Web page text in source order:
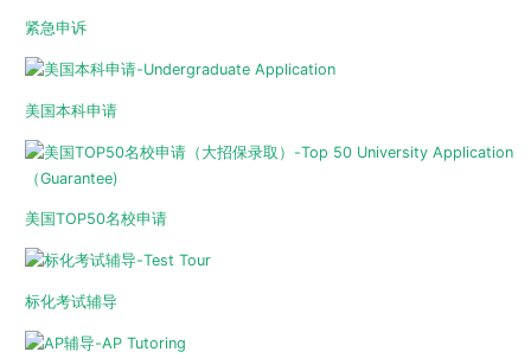
紧急申诉
美国本科申请
美国TOP50名校申请
标化考试辅导